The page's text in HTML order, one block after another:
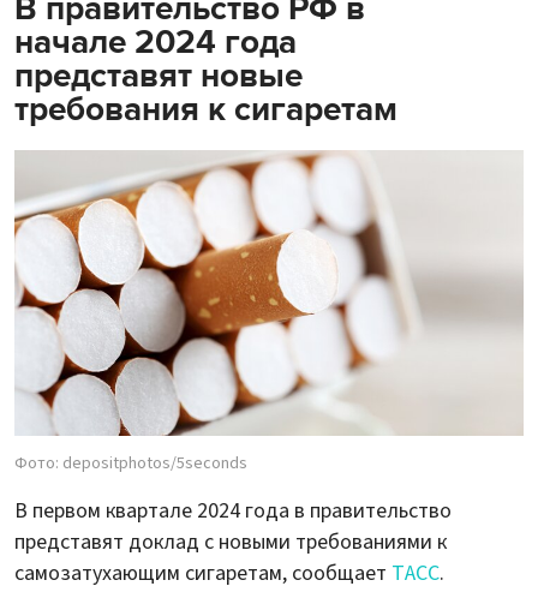
начале 2024 года
представят новые
требования к сигаретам
Фото: depositphotos/5seconds
В первом квартале 2024 года в правительство
представят доклад с новыми требованиями к
самозатухающим сигаретам, сообщает ТАСС.